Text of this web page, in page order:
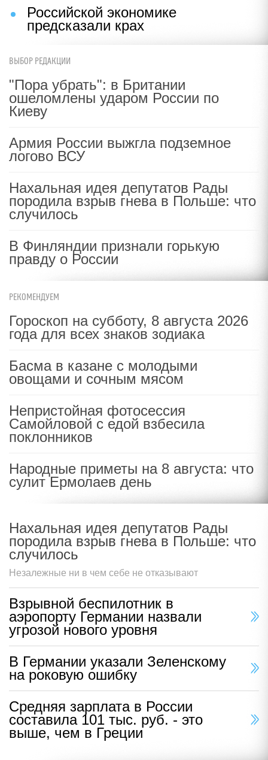
Российской экономике
предсказали крах
ВЫБОР РЕДАКЦИИ
"Пора убрать": в Британии
ошеломлены ударом России по
Киеву
Армия России выжгла подземное
логово ВСУ
Нахальная идея депутатов Рады
породила взрыв гнева в Польше: что
случилось
В Финляндии признали горькую
правду о России
РЕКОМЕНДУЕМ
Гороскоп на субботу, 8 августа 2026
года для всех знаков зодиака
Басма в казане с молодыми
овощами и сочным мясом
Непристойная фотосессия
Самойловой с едой взбесила
поклонников
Народные приметы на 8 августа: что
сулит Ермолаев день
Нахальная идея депутатов Рады
породила взрыв гнева в Польше: что
случилось
Незалежные ни в чем себе не отказывают
Взрывной беспилотник в
аэропорту Германии назвали
угрозой нового уровня
В Германии указали Зеленскому
на роковую ошибку
Средняя зарплата в России
составила 101 тыс. руб. - это
выше, чем в Греции